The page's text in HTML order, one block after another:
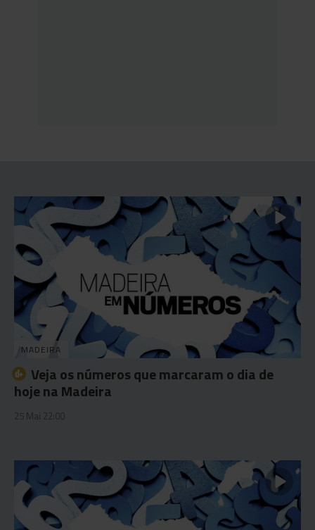
MADEIRA
Veja os números que marcaram o dia de
hoje na Madeira
25 Mai 22:00